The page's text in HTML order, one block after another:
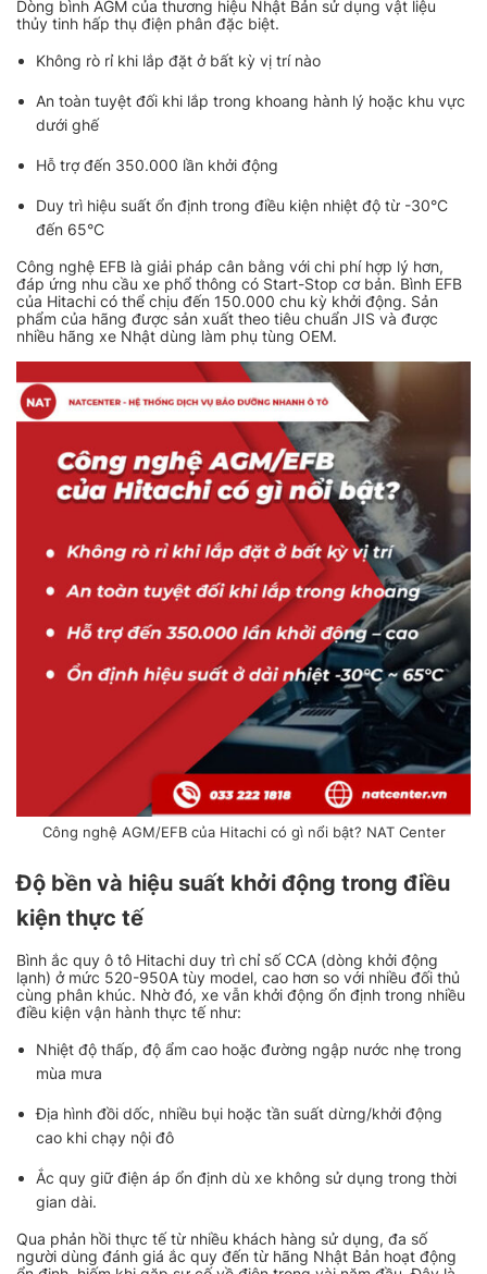
Dòng bình AGM của thương hiệu Nhật Bản sử dụng vật liệu
thủy tinh hấp thụ điện phân đặc biệt.
Không rò rỉ khi lắp đặt ở bất kỳ vị trí nào
An toàn tuyệt đối khi lắp trong khoang hành lý hoặc khu vực
dưới ghế
Hỗ trợ đến 350.000 lần khởi động
Duy trì hiệu suất ổn định trong điều kiện nhiệt độ từ -30°C
đến 65°C
Công nghệ EFB là giải pháp cân bằng với chi phí hợp lý hơn,
đáp ứng nhu cầu xe phổ thông có Start-Stop cơ bản. Bình EFB
của Hitachi có thể chịu đến 150.000 chu kỳ khởi động. Sản
phẩm của hãng được sản xuất theo tiêu chuẩn JIS và được
nhiều hãng xe Nhật dùng làm phụ tùng OEM.
Công nghệ AGM/EFB của Hitachi có gì nổi bật? NAT Center
Độ bền và hiệu suất khởi động trong điều
kiện thực tế
Bình ắc quy ô tô Hitachi duy trì chỉ số CCA (dòng khởi động
lạnh) ở mức 520-950A tùy model, cao hơn so với nhiều đối thủ
cùng phân khúc. Nhờ đó, xe vẫn khởi động ổn định trong nhiều
điều kiện vận hành thực tế như:
Nhiệt độ thấp, độ ẩm cao hoặc đường ngập nước nhẹ trong
mùa mưa
Địa hình đồi dốc, nhiều bụi hoặc tần suất dừng/khởi động
cao khi chạy nội đô
Ắc quy giữ điện áp ổn định dù xe không sử dụng trong thời
gian dài.
Qua phản hồi thực tế từ nhiều khách hàng sử dụng, đa số
người dùng đánh giá ắc quy đến từ hãng Nhật Bản hoạt động